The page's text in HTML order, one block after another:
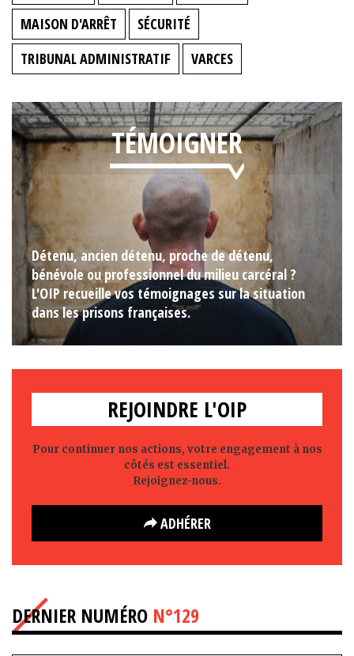
MAISON D'ARRÊT
SÉCURITÉ
TRIBUNAL ADMINISTRATIF
VARCES
TÉMOIGNER
Détenu, ancien détenu, proche de détenu,
bénévole ou professionnel du milieu carcéral ?
L'OIP recueille vos témoignages sur la situation
dans les prisons françaises.
REJOINDRE L'OIP
Pour continuer nos actions, votre engagement à nos
côtés est essentiel.
Rejoignez-nous.
ADHÉRER
DERNIER NUMÉRO N°129